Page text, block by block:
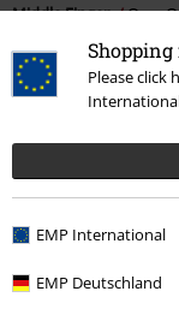
Please click
EMP International
EMP Deutschland
Middle Finger
Ozzy